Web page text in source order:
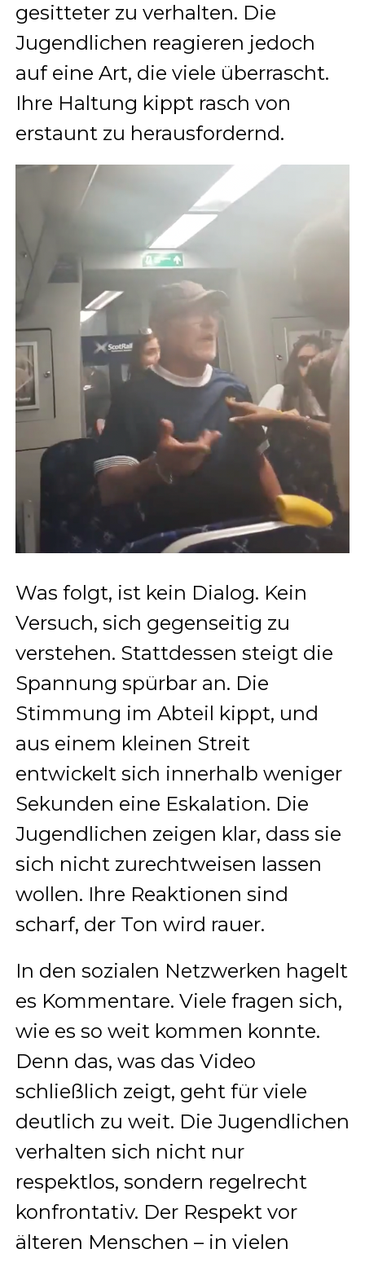
gesitteter zu verhalten. Die
Jugendlichen reagieren jedoch
auf eine Art, die viele überrascht.
Ihre Haltung kippt rasch von
erstaunt zu herausfordernd.
Was folgt, ist kein Dialog. Kein
Versuch, sich gegenseitig zu
verstehen. Stattdessen steigt die
Spannung spürbar an. Die
Stimmung im Abteil kippt, und
aus einem kleinen Streit
entwickelt sich innerhalb weniger
Sekunden eine Eskalation. Die
Jugendlichen zeigen klar, dass sie
sich nicht zurechtweisen lassen
wollen. Ihre Reaktionen sind
scharf, der Ton wird rauer.
In den sozialen Netzwerken hagelt
es Kommentare. Viele fragen sich,
wie es so weit kommen konnte.
Denn das, was das Video
schließlich zeigt, geht für viele
deutlich zu weit. Die Jugendlichen
verhalten sich nicht nur
respektlos, sondern regelrecht
konfrontativ. Der Respekt vor
älteren Menschen – in vielen